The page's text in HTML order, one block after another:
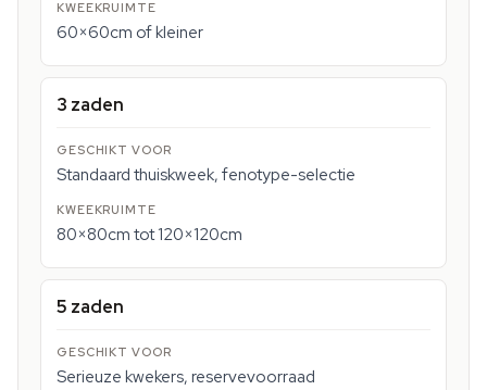
60×60cm of kleiner
3 zaden
Standaard thuiskweek, fenotype-selectie
80×80cm tot 120×120cm
5 zaden
Serieuze kwekers, reservevoorraad